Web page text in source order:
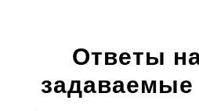
Ответы